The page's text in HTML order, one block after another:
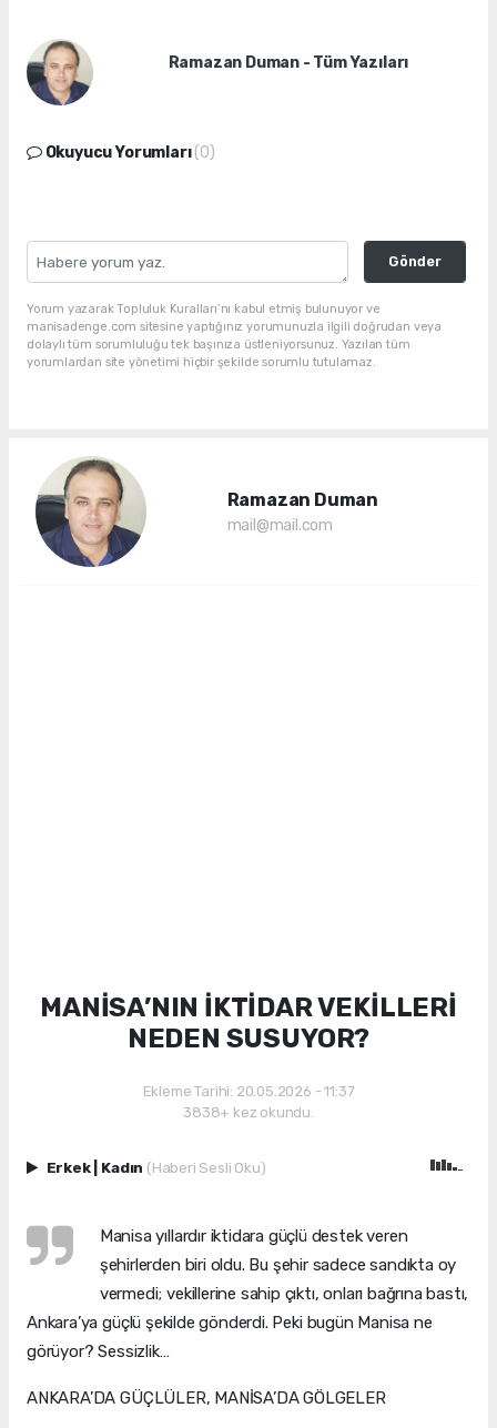
Ramazan Duman - Tüm Yazıları
Okuyucu Yorumları(0)
Gönder
Yorum yazarak Topluluk Kuralları’nı kabul etmiş bulunuyor ve
manisadenge.com sitesine yaptığınız yorumunuzla ilgili doğrudan veya
dolaylı tüm sorumluluğu tek başınıza üstleniyorsunuz. Yazılan tüm
yorumlardan site yönetimi hiçbir şekilde sorumlu tutulamaz.
Ramazan Duman
mail@mail.com
MANİSA’NIN İKTİDAR VEKİLLERİ
NEDEN SUSUYOR?
Ekleme Tarihi: 20.05.2026 - 11:37
3838+ kez okundu.
Erkek Kadın (Haberi Sesli Oku)
Manisa yıllardır iktidara güçlü destek veren
şehirlerden biri oldu. Bu şehir sadece sandıkta oy
vermedi; vekillerine sahip çıktı, onları bağrına bastı,
Ankara’ya güçlü şekilde gönderdi. Peki bugün Manisa ne
görüyor? Sessizlik…
ANKARA’DA GÜÇLÜLER, MANİSA’DA GÖLGELER